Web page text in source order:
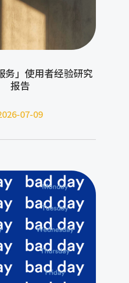
务」使用者经验研究
报告
07-09